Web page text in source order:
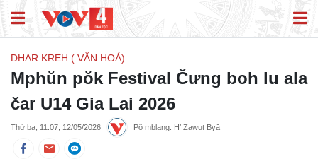
DHAR KREH ( VĂN HOÁ)
Mphŭn pŏk Festival Čưng boh lu ala
čar U14 Gia Lai 2026
Thứ ba, 11:07, 12/05/2026 Pô mblang: H’ Zawut Byă